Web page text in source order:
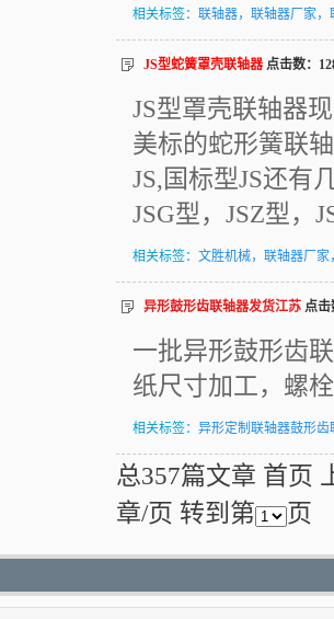
相关标签： 联轴器，联轴器厂家，
JS型蛇簧罩壳联轴器 点击数：
JS型罩壳联轴器
美标的蛇形簧联
JS,国标型JS还有
JSG型，JSZ型，
相关标签： 文胜机械，联轴器厂家
异形鼓形齿联轴器发货江苏 点击
一批异形鼓形齿
纸尺寸加工，螺
相关标签： 异形定制联轴器鼓形齿
总357篇文章 首页
章/页 转到第
页